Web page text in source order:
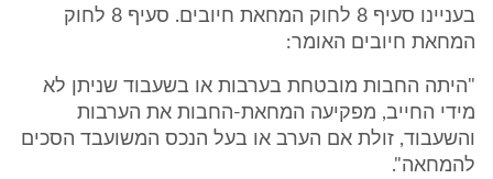
בעניינו סעיף 8 לחוק המחאת חיובים. סעיף 8 לחוק
המחאת חיובים האומר:
"היתה החבות מובטחת בערבות או בשעבוד שניתן לא
מידי החייב, מפקיעה המחאת-החבות את הערבות
והשעבוד, זולת אם הערב או בעל הנכס המשועבד הסכים
להמחאה".